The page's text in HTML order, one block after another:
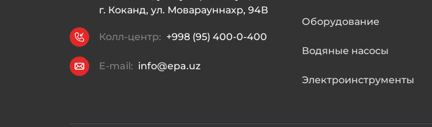
г. Коканд, ул. Моварауннахр, 94В
Колл-центр: +998 (95) 400-0-400
E-mail: info@epa.uz
Оборудование
Водяные насосы
Электроинструменты